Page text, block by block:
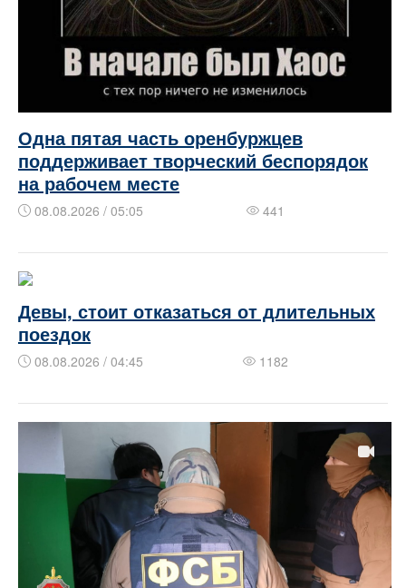
Одна пятая часть оренбуржцев
поддерживает творческий беспорядок
на рабочем месте
08.08.2026 / 05:05 441
Девы, стоит отказаться от длительных
поездок
08.08.2026 / 04:45 1182